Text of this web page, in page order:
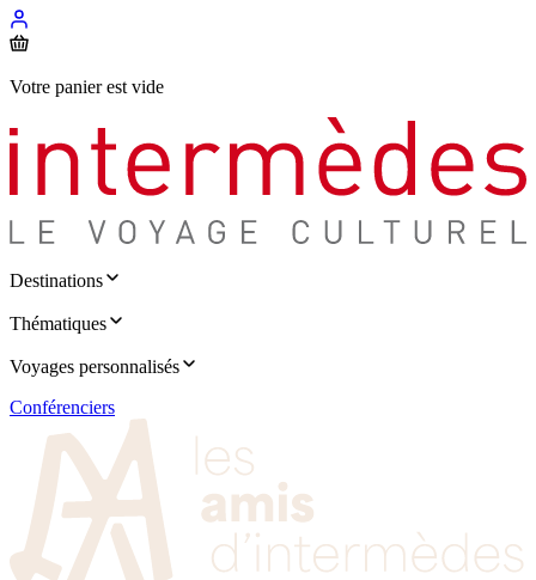
Votre panier est vide
Destinations
Thématiques
Voyages personnalisés
Conférenciers